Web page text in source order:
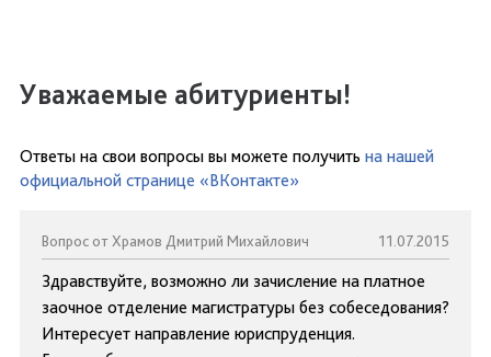
Уважаемые абитуриенты!
Ответы на свои вопросы вы можете получить на нашей
официальной странице «ВКонтакте»
Вопрос от Храмов Дмитрий Михайлович 11.07.2015
Здравствуйте, возможно ли зачисление на платное
заочное отделение магистратуры без собеседования?
Интересует направление юриспруденция.